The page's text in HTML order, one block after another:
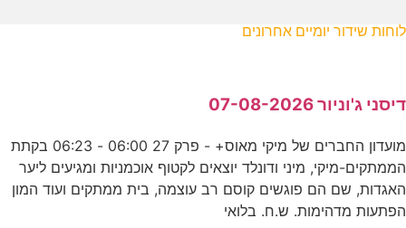
לוחות שידור יומיים אחרונים
דיסני ג'וניור 07-08-2026
מועדון החברים של מיקי מאוס+ - פרק 27 06:00 - 06:23 בקתת
הממתקים-מיקי, מיני ודונלד יוצאים לקטוף אוכמניות ומגיעים ליער
האגדות, שם הם פוגשים קוסם רב עוצמה, בית ממתקים ועוד המון
הפתעות מדהימות. ש.ח. בלואי